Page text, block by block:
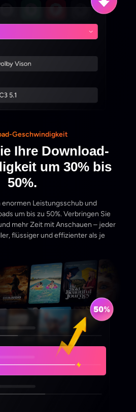
Geschwindigkeit
Ihre Download-
um 30% bis
50%.
Leistungsschub und
um bis zu 50%. Verbringen Sie
mehr Zeit mit Anschauen – jeder
flüssiger und effizienter als je